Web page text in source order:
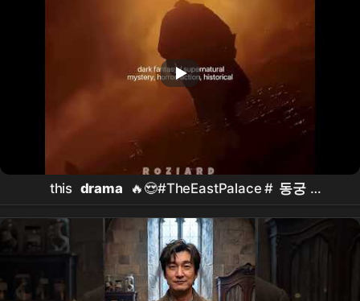
this drama 🔥😍#TheEastPalace # 동궁
#NamJooHyuk # 남주혁 #RohYoonSeo # 노윤서
#kdrama #shorts #foryou #fyp